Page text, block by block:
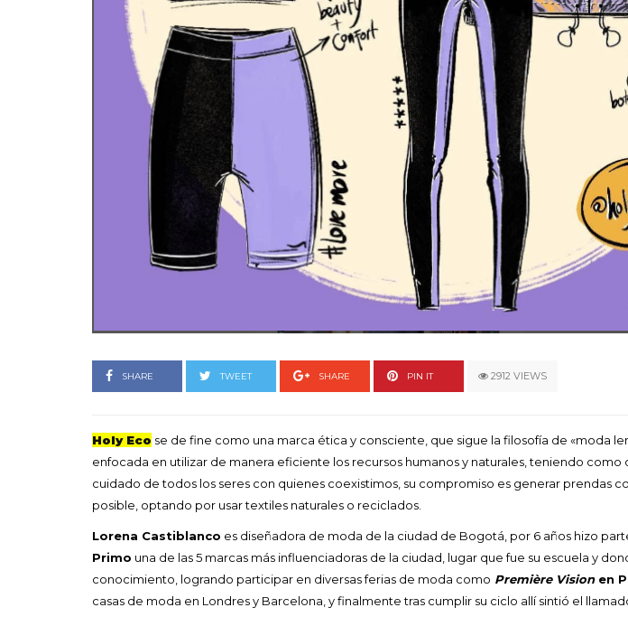
SHARE TWEET SHARE PIN IT 2912 VIEWS
Holy Eco se de fine como una marca ética y consciente, que sigue la filosofía de «moda
enfocada en utilizar de manera eficiente los recursos humanos y naturales, teniendo como
cuidado de todos los seres con quienes coexistimos, su compromiso es generar prendas
posible, optando por usar textiles naturales o reciclados.
Lorena Castiblanco es diseñadora de moda de la ciudad de Bogotá, por 6 años hizo
Primo una de las 5 marcas más influenciadoras de la ciudad, lugar que fue su escuela y
conocimiento, logrando participar en diversas ferias de moda como Première Visionen
casas de moda en Londres y Barcelona, y finalmente tras cumplir su ciclo allí sintió el
Goyo un himno por la
vida de las mujeres
LEAVE A COMMENT FEBRERO 16, 2023